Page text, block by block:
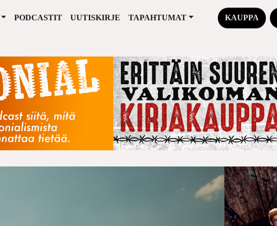
PODCASTIT UUTISKIRJE TAPAHTUMAT KAUPPA